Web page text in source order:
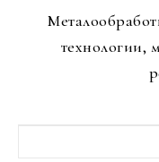
технологии,